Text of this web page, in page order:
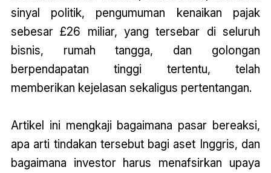
sinyal politik, pengumuman kenaikan pajak
sebesar £26 miliar, yang tersebar di seluruh
bisnis, rumah tangga, dan golongan
berpendapatan tinggi tertentu, telah
memberikan kejelasan sekaligus pertentangan.
Artikel ini mengkaji bagaimana pasar bereaksi,
apa arti tindakan tersebut bagi aset Inggris, dan
bagaimana investor harus menafsirkan upaya